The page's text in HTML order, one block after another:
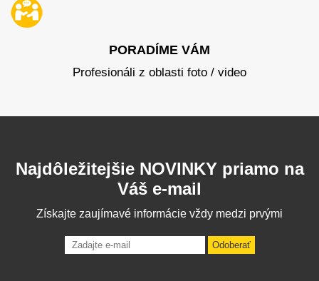
PORADÍME VÁM
Profesionáli z oblasti foto / video
Najdôležitejšie NOVINKY priamo na
Váš e-mail
Získajte zaujímavé informácie vždy medzi prvými
Odoberať